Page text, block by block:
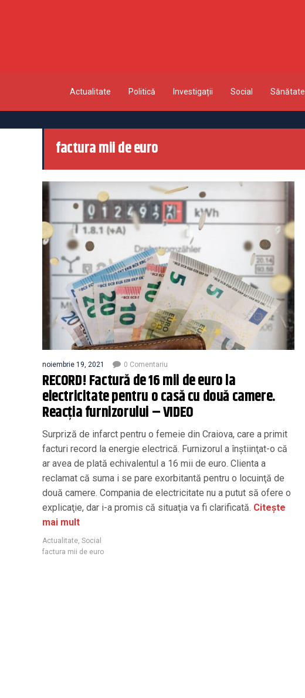
Actualitate Politică Investigații Social Sănătate
factura mii de euro
noiembrie 19, 2021 0 Comentariu
RECORD! Factură de 16 mii de euro la
electricitate pentru o casă cu două camere.
Reacția furnizorului – VIDEO
Surpriză de infarct pentru o femeie din Craiova, care a primit
facturi record la energie electrică. Furnizorul a înştiinţat-o că
ar avea de plată echivalentul a 16 mii de euro. Clienta a
reclamat că suma i se pare exorbitantă pentru o locuinţă de
două camere. Compania de electricitate nu a putut să ofere o
explicaţie, dar i-a promis că situaţia va fi clarificată. Citește
mai mult
Actualitate Social
factura mii de euro